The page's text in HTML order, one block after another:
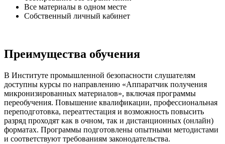
Все материалы в одном месте
Собственный личный кабинет
Преимущества обучения
В Институте промышленной безопасности слушателям
доступны курсы по направлению «Аппаратчик получения
микронизированных материалов», включая программы
переобучения. Повышение квалификации, профессиональная
переподготовка, переаттестация и возможность повысить
разряд проходят как в очном, так и дистанционных (онлайн)
форматах. Программы подготовлены опытными методистами
и соответствуют требованиям законодательства.